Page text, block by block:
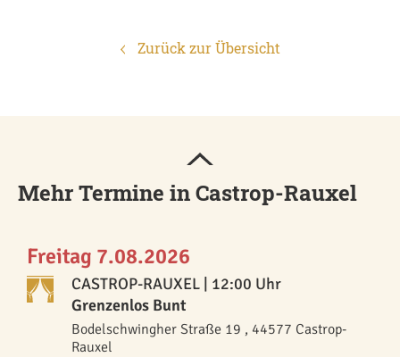
Zurück zur Übersicht
Mehr Termine in Castrop-Rauxel
Freitag 7.08.2026
CASTROP-RAUXEL | 12:00 Uhr
Grenzenlos Bunt
Bodelschwingher Straße 19 , 44577 Castrop-
Rauxel